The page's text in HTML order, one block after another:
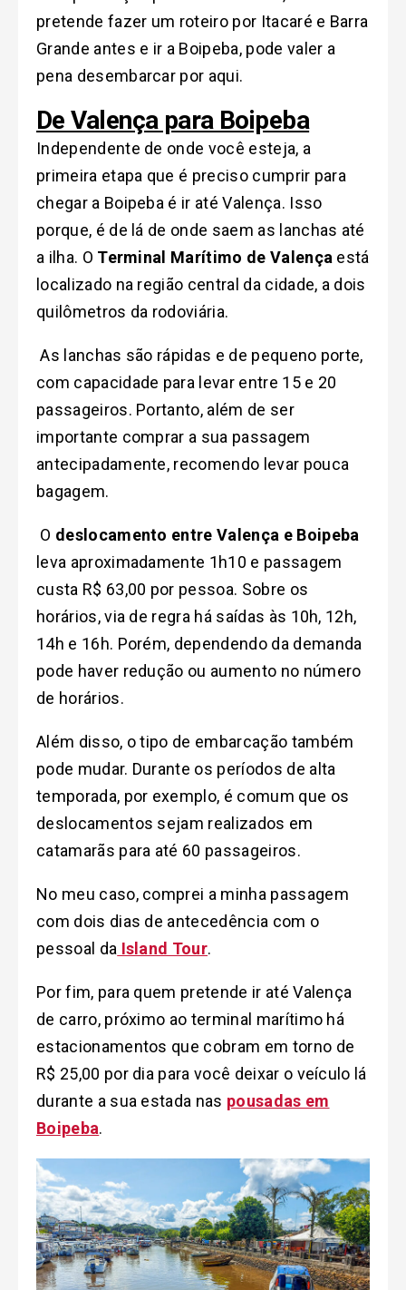
pretende fazer um roteiro por Itacaré e Barra
Grande antes e ir a Boipeba, pode valer a
pena desembarcar por aqui.
De Valença para Boipeba
Independente de onde você esteja, a
primeira etapa que é preciso cumprir para
chegar a Boipeba é ir até Valença. Isso
porque, é de lá de onde saem as lanchas até
a ilha. O Terminal Marítimo de Valença está
localizado na região central da cidade, a dois
quilômetros da rodoviária.
As lanchas são rápidas e de pequeno porte,
com capacidade para levar entre 15 e 20
passageiros. Portanto, além de ser
importante comprar a sua passagem
antecipadamente, recomendo levar pouca
bagagem.
O deslocamento entre Valença e Boipeba
leva aproximadamente 1h10 e passagem
custa R$ 63,00 por pessoa. Sobre os
horários, via de regra há saídas às 10h, 12h,
14h e 16h. Porém, dependendo da demanda
pode haver redução ou aumento no número
de horários.
Além disso, o tipo de embarcação também
pode mudar. Durante os períodos de alta
temporada, por exemplo, é comum que os
deslocamentos sejam realizados em
catamarãs para até 60 passageiros.
No meu caso, comprei a minha passagem
com dois dias de antecedência com o
pessoal da Island Tour.
Por fim, para quem pretende ir até Valença
de carro, próximo ao terminal marítimo há
estacionamentos que cobram em torno de
R$ 25,00 por dia para você deixar o veículo lá
durante a sua estada nas pousadas em
Boipeba.